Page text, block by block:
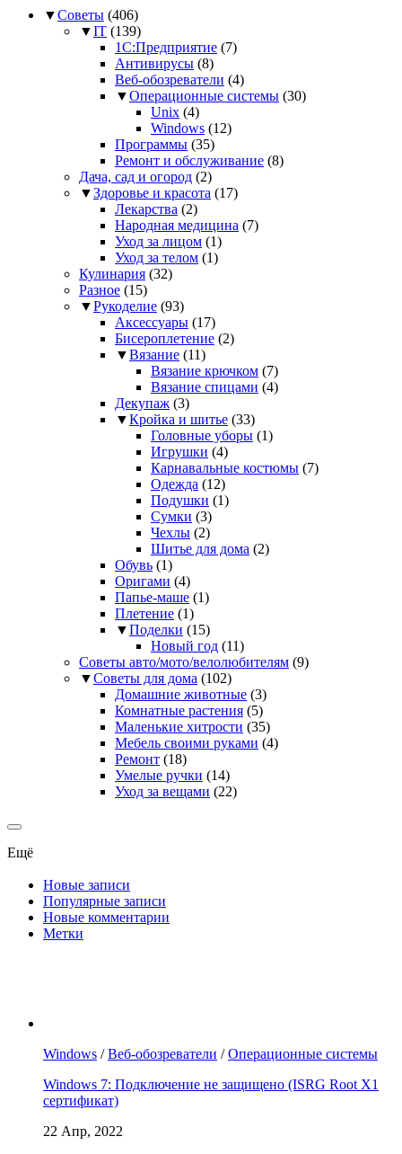
▼Советы (406)
▼IT (139)
1С:Предприятие (7)
Антивирусы (8)
Веб-обозреватели (4)
▼Операционные системы (30)
Unix (4)
Windows (12)
Программы (35)
Ремонт и обслуживание (8)
Дача, сад и огород (2)
▼Здоровье и красота (17)
Лекарства (2)
Народная медицина (7)
Уход за лицом (1)
Уход за телом (1)
Кулинария (32)
Разное (15)
▼Рукоделие (93)
Аксессуары (17)
Бисероплетение (2)
▼Вязание (11)
Вязание крючком (7)
Вязание спицами (4)
Декупаж (3)
▼Кройка и шитье (33)
Головные уборы (1)
Игрушки (4)
Карнавальные костюмы (7)
Одежда (12)
Подушки (1)
Сумки (3)
Чехлы (2)
Шитье для дома (2)
Обувь (1)
Оригами (4)
Папье-маше (1)
Плетение (1)
▼Поделки (15)
Новый год (11)
Советы авто/мото/велолюбителям (9)
▼Советы для дома (102)
Домашние животные (3)
Комнатные растения (5)
Маленькие хитрости (35)
Мебель своими руками (4)
Ремонт (18)
Умелые ручки (14)
Уход за вещами (22)
Ещё
Новые записи
Популярные записи
Новые комментарии
Метки
Windows /Веб-обозреватели /Операционные системы
Windows 7: Подключение не защищено (ISRG Root X1
сертификат)
22 Апр, 2022